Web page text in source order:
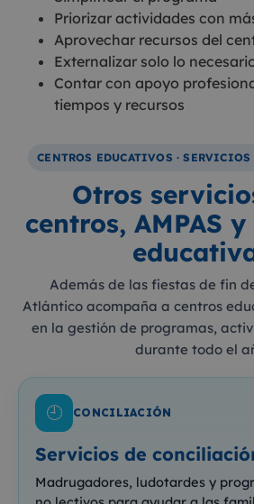
Priorizar actividades con
Aprovechar recursos del
Externalizar solo lo
Contar con apoyo
tiempos y recursos
CENTROS EDUCATIVOS ·
Otros
centros, AMPAS
Además de las fiestas de fin
Atlántico acompaña a centros
en la gestión de programas,
durante todo el
🕘 CONCILIACIÓN
Servicios de
Madrugadores, ludotardes y